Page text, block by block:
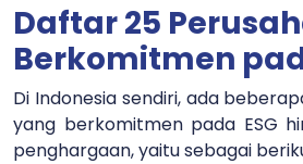
Daftar 25
Berkomitmen
Di Indonesia sendiri, ada
yang berkomitmen pada ESG
penghargaan, yaitu sebagai